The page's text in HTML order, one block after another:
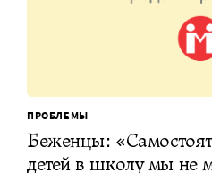
ПРОБЛЕМЫ
Беженцы:
детей в школу мы не